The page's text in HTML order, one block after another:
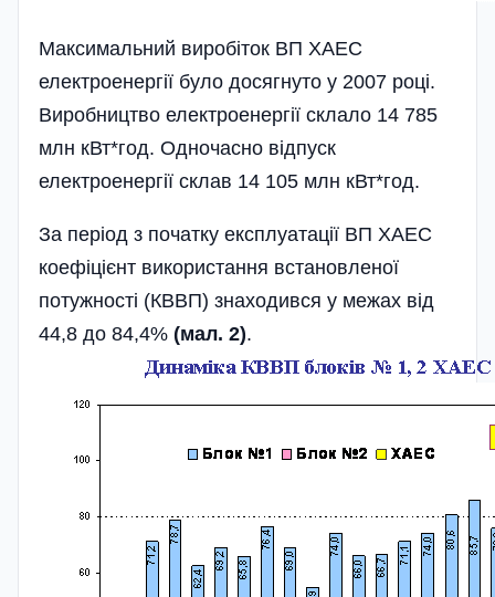
Максимальний виробіток ВП ХАЕС
електроенергії було досягнуто у 2007 році.
Виробництво електроенергії склало 14 785
млн кВт*год. Одночасно відпуск
електроенергії склав 14 105 млн кВт*год.
За період з початку експлуатації ВП ХАЕС
коефіцієнт використання встановленої
потужності (КВВП) знаходився у межах від
44,8 до 84,4% (мал. 2).